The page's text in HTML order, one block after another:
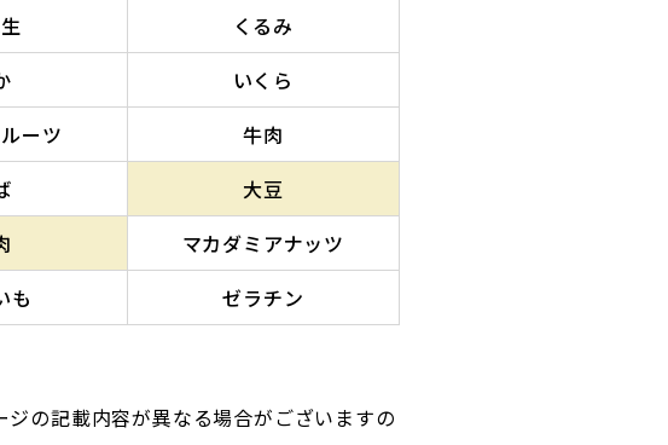
くるみ
いくら
ーツ
牛肉
大豆
マカダミアナッツ
も ゼラチン
の記載内容が異なる場合がございますの